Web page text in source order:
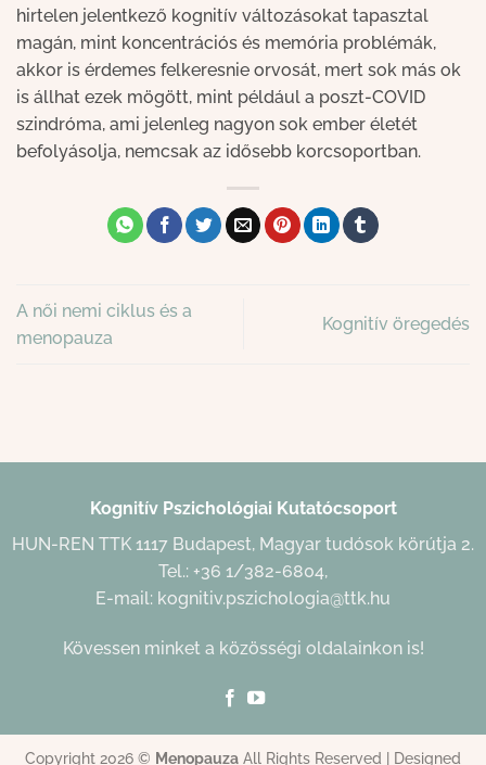
hirtelen jelentkező kognitív változásokat tapasztal
magán, mint koncentrációs és memória problémák,
akkor is érdemes felkeresnie orvosát, mert sok más ok
is állhat ezek mögött, mint például a poszt-COVID
szindróma, ami jelenleg nagyon sok ember életét
befolyásolja, nemcsak az idősebb korcsoportban.
A női nemi ciklus és a
menopauza
Kognitív öregedés
Kognitív Pszichológiai Kutatócsoport
HUN-REN TTK 1117 Budapest, Magyar tudósok körútja 2.
Tel.: +36 1/382-6804,
E-mail: kognitiv.pszichologia@ttk.hu
Kövessen minket a közösségi oldalainkon is!
Copyright 2026 © Menopauza All Rights Reserved | Designed